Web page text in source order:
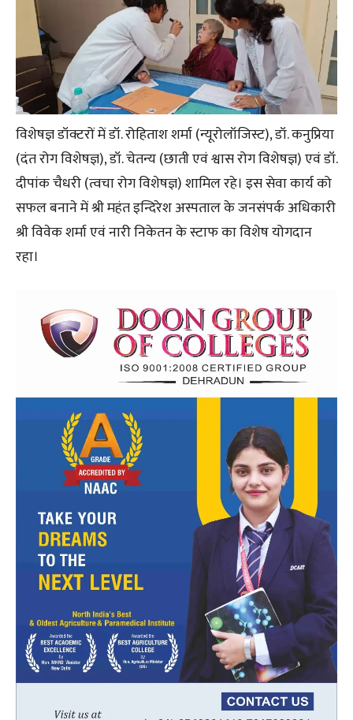
विशेषज्ञ डॉक्टरों में डॉ. रोहिताश शर्मा (न्यूरोलॉजिस्ट), डॉ. कनुप्रिया
(दंत रोग विशेषज्ञ), डॉ. चेतन्य (छाती एवं श्वास रोग विशेषज्ञ) एवं डॉ.
दीपांक चैधरी (त्वचा रोग विशेषज्ञ) शामिल रहे। इस सेवा कार्य को
सफल बनाने में श्री महंत इन्दिरेश अस्पताल के जनसंपर्क अधिकारी
श्री विवेक शर्मा एवं नारी निकेतन के स्टाफ का विशेष योगदान
रहा।